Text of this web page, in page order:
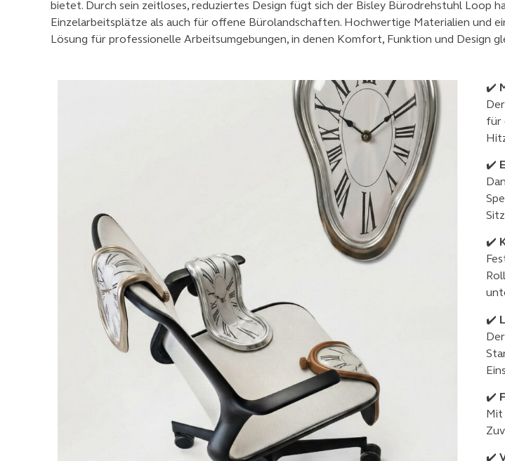
bietet. Durch sein zeitloses, reduziertes Design fügt sich der Bisley Bürodrehstuhl Loop
Einzelarbeitsplätze als auch für offene Bürolandschaften. Hochwertige Materialien und
Lösung für professionelle Arbeitsumgebungen, in denen Komfort, Funktion und Design
✔️
für
✔️
✔️
✔️
✔️
✔️